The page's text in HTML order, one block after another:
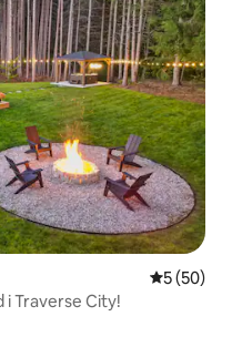
5 ud af 5 i
5 (50)
Traverse City!